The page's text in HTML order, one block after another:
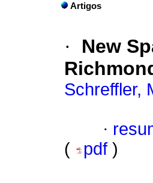
Artigos
·
New
Schreffler,
·
(
pdf )